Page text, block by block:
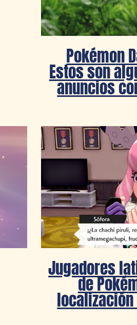
Pokémon
Estos son
anuncios
Jugadores
de